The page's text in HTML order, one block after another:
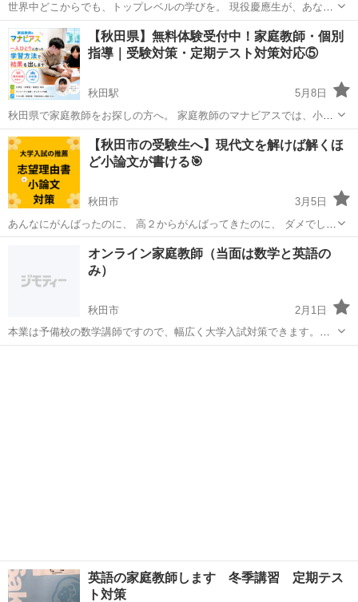
世界中どこからでも、トップレベルの学びを。 現役慶應生が、あなた
の専属コーチになる。 1時間2000円～ [サブキャッチコピー] 小学生か
ら高校生まで対応！ 日本全国はもちろん、海外駐在・帰国子女のご
家...
秋田 秋田市 家庭教師 オンライン
【秋田県】無料体験受付中！家庭教師・個別
指導｜受験対策・定期テスト対策対応⑤
秋田駅
5月8日
秋田県で家庭教師をお探しの方へ。 家庭教師のマナビアスでは、小学
生・中学生・高校生を対象に、無料体験授業を受付中です。 「テスト
が平均点以下で困っている」 「勉強のやり方が分からない」 「塾や他
の家庭教師で成...
秋田 秋田市 秋田駅 家庭教師 定期テスト
【秋田市の受験生へ】現代文を解けば解くほ
ど小論文が書ける🎯
秋田市
3月5日
あんなにがんばったのに、 高２からがんばってきたのに、 ダメでし
た。 第二志望校に通って１年、 熱い志が冷めることはありませんでし
た。 二回目の面接試験、 エッ、 去年と同じ先生が待ってくれていま
家庭教師
オンライン家庭教師（当面は数学と英語の
み）
秋田市
2月1日
本業は予備校の数学講師ですので、幅広く大学入試対策できます。詳
しくは https://www.online-tutor-gyoshin.com をご覧下さい。
英語の家庭教師します 冬季講習 定期テス
ト対策